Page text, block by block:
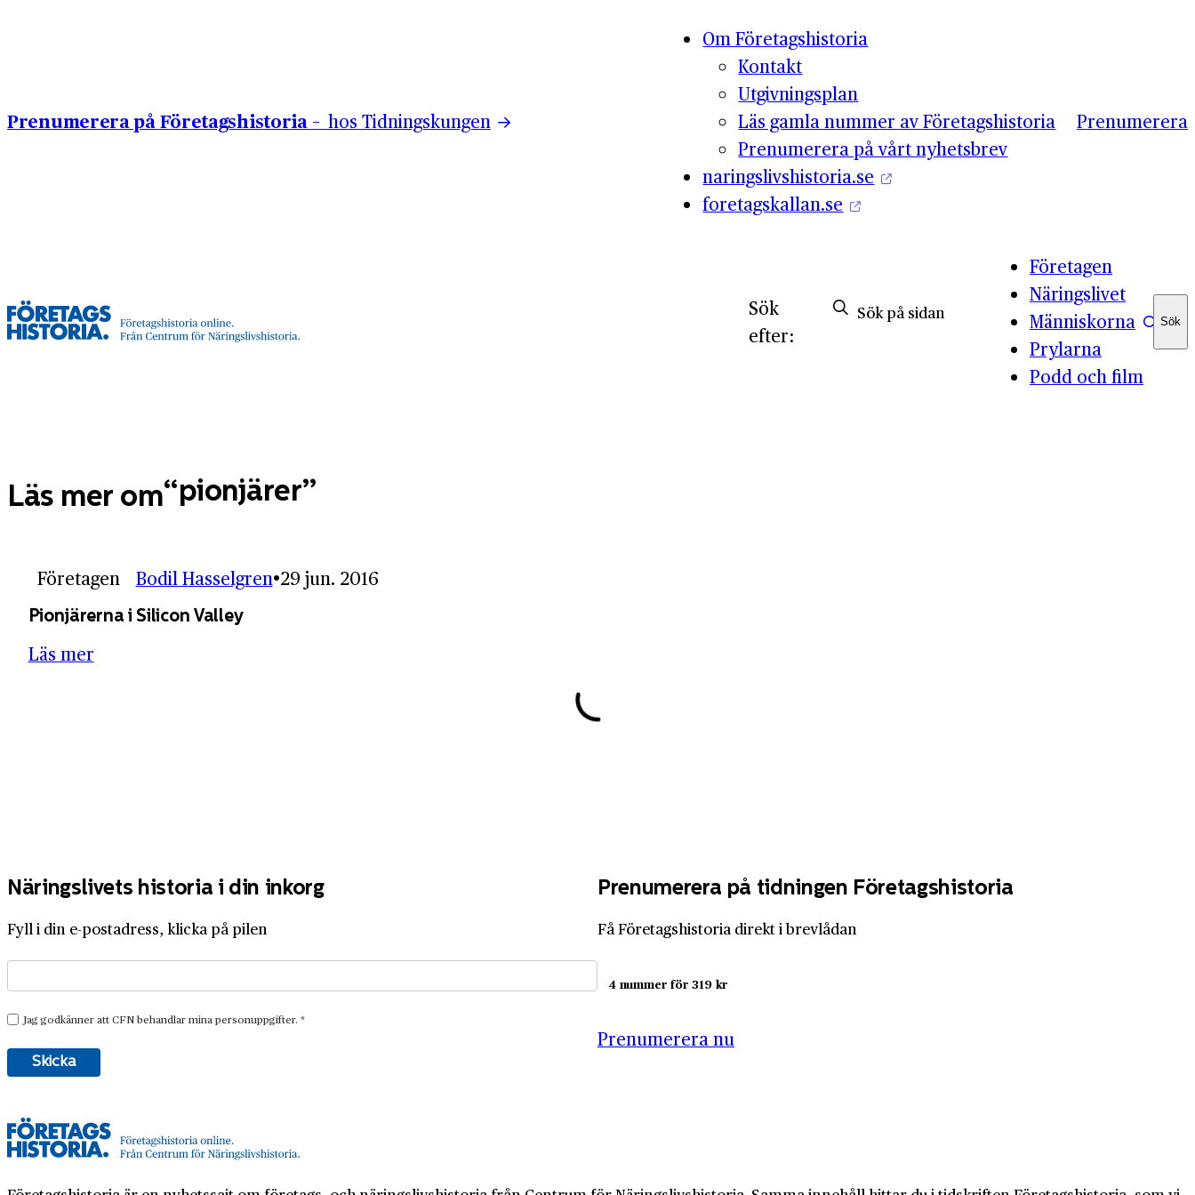
Prenumerera på Företagshistoria – hos Tidningskungen
Om Företagshistoria
Kontakt
Utgivningsplan
Läs gamla nummer av Företagshistoria
Prenumerera på vårt nyhetsbrev
naringslivshistoria.se
foretagskallan.se
Prenumerera
Företagen
Näringslivet
Människorna
Prylarna
Podd och film
Sök
efter:
Sök
Sök
Läs mer om pionjärer
Företagen Bodil Hasselgren 29 jun. 2016
Pionjärerna i Silicon Valley
Läs mer
Näringslivets historia i din inkorg
Fyll i din e-postadress, klicka på pilen
Prenumerera på tidningen Företagshistoria
Få Företagshistoria direkt i brevlådan
4 nummer för 319 kr
Prenumerera nu